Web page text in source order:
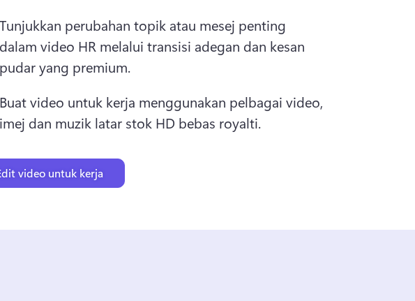
Tunjukkan perubahan topik atau mesej penting
dalam video HR melalui transisi adegan dan kesan
pudar yang premium.
Buat video untuk kerja menggunakan pelbagai video,
imej dan muzik latar stok HD bebas royalti.
video untuk kerja